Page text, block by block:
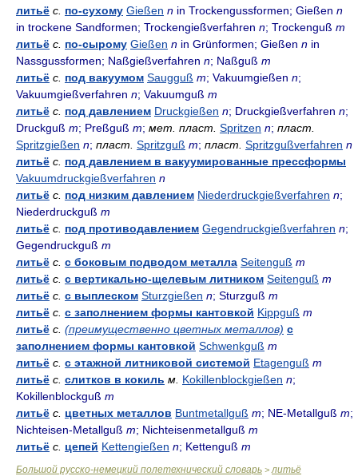
литьё с. по-сухому Gießen n in Trockengussformen; Gießen n
in trockene Sandformen; Trockengießverfahren n; Trockenguß m
литьё с. по-сырому Gießen n in Grünformen; Gießen n in
Nassgussformen; Naßgießverfahren n; Naßguß m
литьё с. под вакуумом Saugguß m; Vakuumgießen n;
Vakuumgießverfahren n; Vakuumguß m
литьё с. под давлением Druckgießen n; Druckgießverfahren n;
Druckguß m; Preßguß m; мет. пласт. Spritzen n; пласт.
Spritzgießen n; пласт. Spritzguß m; пласт. Spritzgußverfahren n
литьё с. под давлением в вакуумированные прессформы
Vakuumdruckgießverfahren n
литьё с. под низким давлением Niederdruckgießverfahren n;
Niederdruckguß m
литьё с. под противодавлением Gegendruckgießverfahren n;
Gegendruckguß m
литьё с. с боковым подводом металла Seitenguß m
литьё с. с вертикально-щелевым литником Seitenguß m
литьё с. с выплеском Sturzgießen n; Sturzguß m
литьё с. с заполнением формы кантовкой Kippguß m
литьё с. (преимущественно цветных металлов) с
заполнением формы кантовкой Schwenkguß m
литьё с. с этажной литниковой системой Etagenguß m
литьё с. слитков в кокиль м. Kokillenblockgießen n;
Kokillenblockguß m
литьё с. цветных металлов Buntmetallguß m; NE-Metallguß m;
Nichteisen-Metallguß m; Nichteisenmetallguß m
литьё с. цепей Kettengießen n; Kettenguß m
Большой русско-немецкий полетехнический словарь > литьё